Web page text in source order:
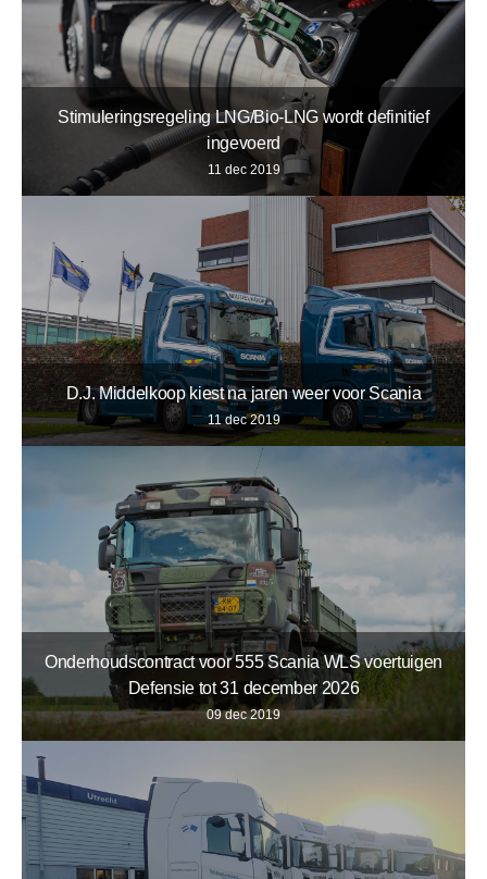
Stimuleringsregeling LNG/Bio-LNG wordt definitief
ingevoerd
11 dec 2019
D.J. Middelkoop kiest na jaren weer voor Scania
11 dec 2019
Onderhoudscontract voor 555 Scania WLS voertuigen
Defensie tot 31 december 2026
09 dec 2019